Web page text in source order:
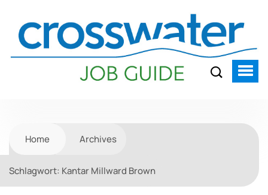
Home Archives
Schlagwort: Kantar Millward Brown